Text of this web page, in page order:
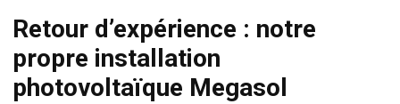
Retour d’expérience : notre
propre installation
photovoltaïque Megasol